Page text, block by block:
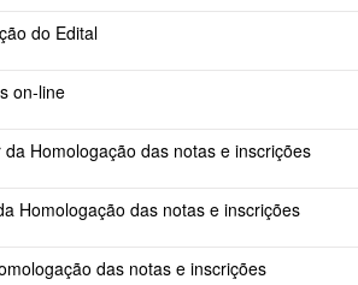
do Edital
on-line
Homologação das notas e inscrições
Homologação das notas e inscrições
das notas e inscrições